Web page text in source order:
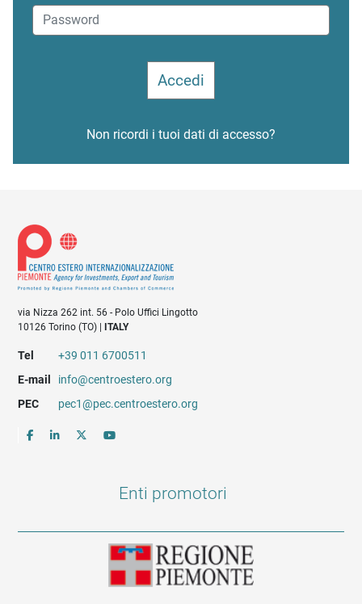
Non ricordi i tuoi dati di accesso?
via Nizza 262 int. 56 - Polo Uffici Lingotto
10126 Torino (TO) |ITALY
Tel
+39 011 6700511
E-mail
info@centroestero.org
PEC
pec1@pec.centroestero.org
Enti promotori